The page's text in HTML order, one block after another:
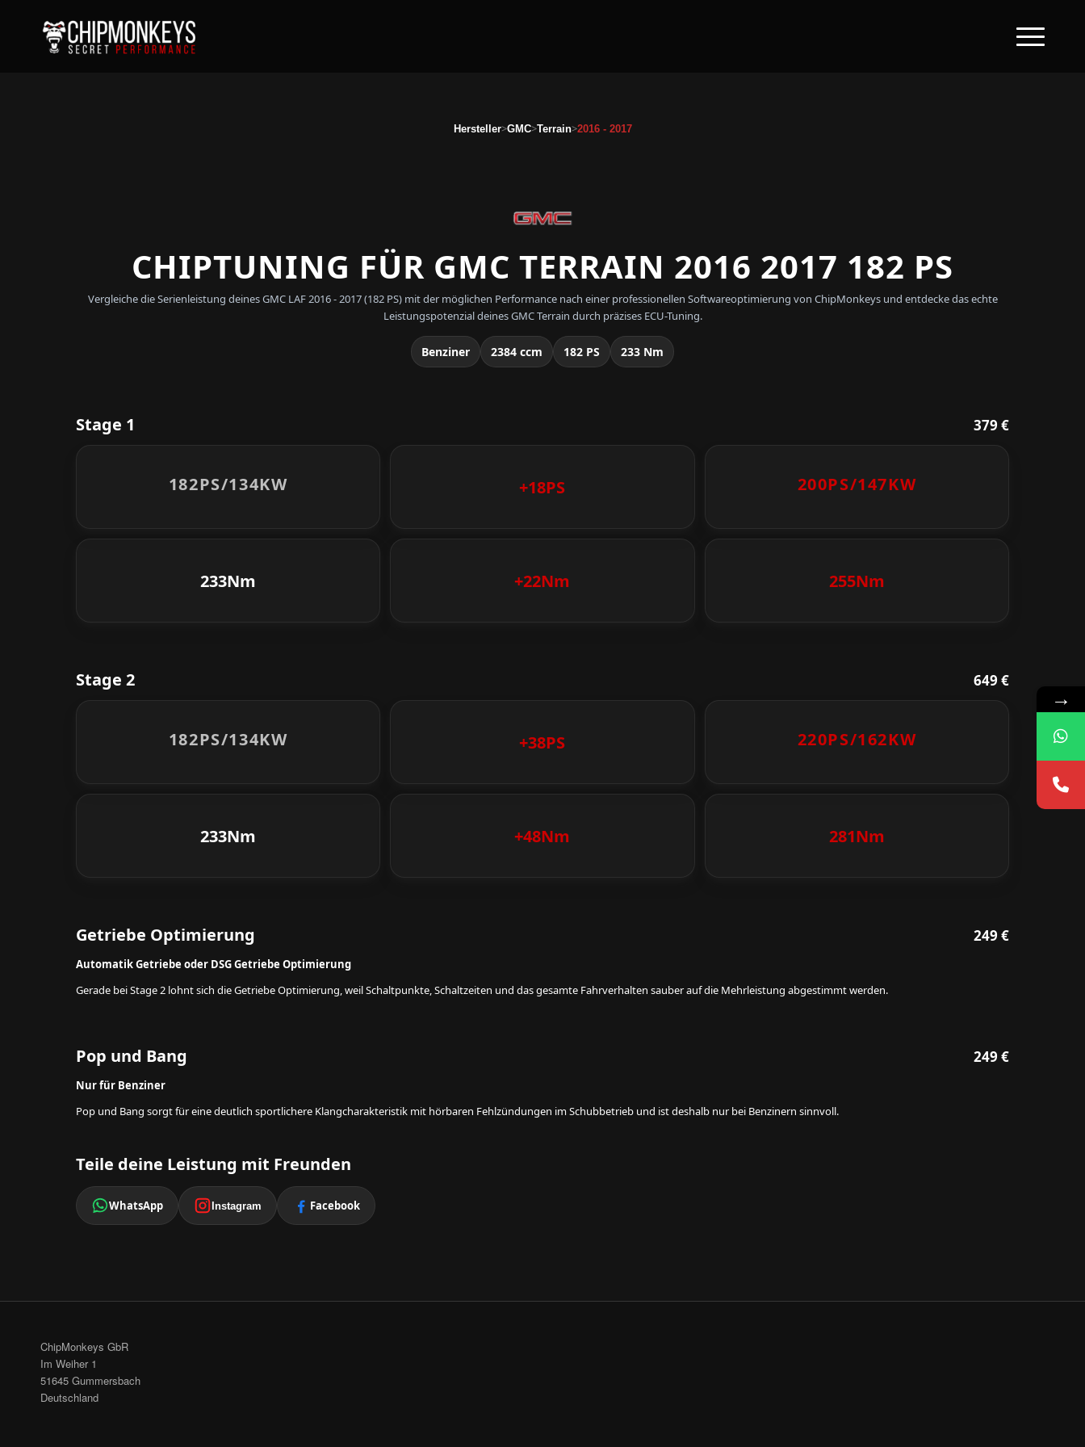
Hersteller>GMC>Terrain>2016 - 2017
CHIPTUNING FÜR GMC TERRAIN 2016 2017 182 PS
Vergleiche die Serienleistung deines GMC LAF 2016 - 2017 (182 PS) mit der möglichen Performance nach einer professionellen Softwareoptimierung von ChipMonkeys und entdecke das echte
Leistungspotenzial deines GMC Terrain durch präzises ECU-Tuning.
Benziner 2384 ccm 182 PS 233 Nm
Stage 1 379 €
182PS/134KW +18PS 200PS/147KW
233Nm +22Nm 255Nm
Stage 2 649 €
182PS/134KW +38PS 220PS/162KW
233Nm +48Nm 281Nm
Getriebe Optimierung 249 €
Automatik Getriebe oder DSG Getriebe Optimierung
Gerade bei Stage 2 lohnt sich die Getriebe Optimierung, weil Schaltpunkte, Schaltzeiten und das gesamte Fahrverhalten sauber auf die Mehrleistung abgestimmt werden.
Pop und Bang 249 €
Nur für Benziner
Pop und Bang sorgt für eine deutlich sportlichere Klangcharakteristik mit hörbaren Fehlzündungen im Schubbetrieb und ist deshalb nur bei Benzinern sinnvoll.
Teile deine Leistung mit Freunden
WhatsApp Instagram Facebook
ChipMonkeys GbR
Im Weiher 1
51645 Gummersbach
Deutschland
→